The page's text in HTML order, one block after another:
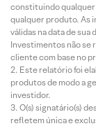
constituindo qualquer
qualquer produto. As
válidas na data de sua
Investimentos não se
cliente com base no
Este relatório foi
produtos de modo a
investidor.
O(s) signatário(s)
refletem única e